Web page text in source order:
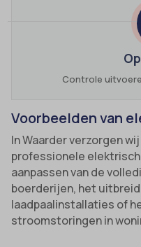
Controle
Voorbeelden van
In Waarder verzorgen
professionele
aanpassen van de
boerderijen, het
laadpaalinstallaties of
stroomstoringen in